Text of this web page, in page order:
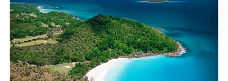
Combinado Mahé - Praslín
Hoteles de su elección